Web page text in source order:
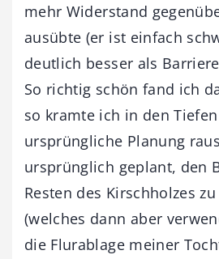
mehr Widerstand
ausübte (er ist einfach
deutlich besser als
So richtig schön fand ich
so kramte ich in den
ursprüngliche Planung
ursprünglich geplant, den
Resten des Kirschholzes
(welches dann aber
die Flurablage meiner